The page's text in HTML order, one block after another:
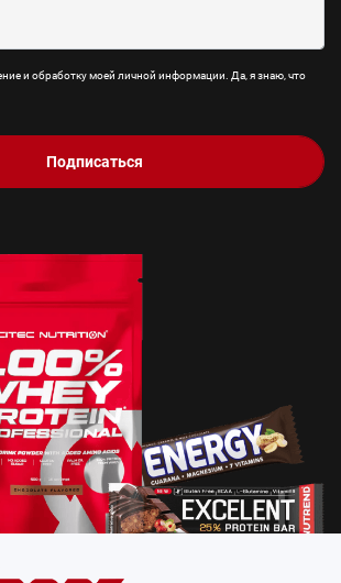
и обработку моей личной информации. Да, я знаю, что
Подписаться